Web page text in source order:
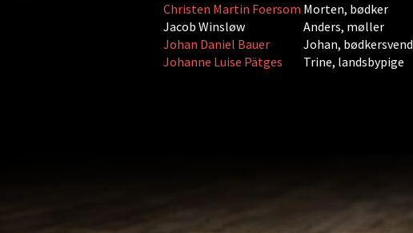
Christen Martin Foersom Morten, bødker
Jacob Winsløw
Anders, møller
Johan Daniel Bauer
Johan, bødkersvend
Johanne Luise Pätges
Trine, landsbypige